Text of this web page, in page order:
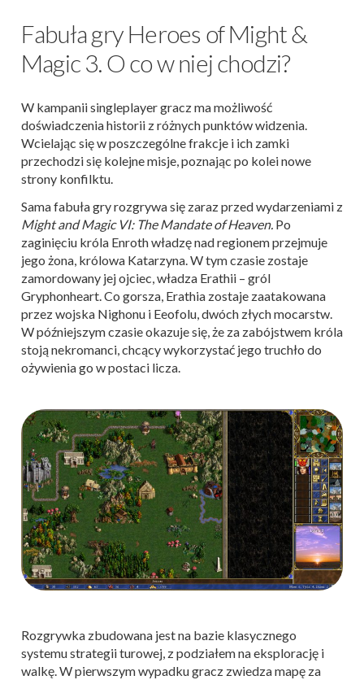
Fabuła gry Heroes of Might &
Magic 3. O co w niej chodzi?
W kampanii singleplayer gracz ma możliwość
doświadczenia historii z różnych punktów widzenia.
Wcielając się w poszczególne frakcje i ich zamki
przechodzi się kolejne misje, poznając po kolei nowe
strony konfilktu.
Sama fabuła gry rozgrywa się zaraz przed wydarzeniami z
Might and Magic VI: The Mandate of Heaven. Po
zaginięciu króla Enroth władzę nad regionem przejmuje
jego żona, królowa Katarzyna. W tym czasie zostaje
zamordowany jej ojciec, władza Erathii – gról
Gryphonheart. Co gorsza, Erathia zostaje zaatakowana
przez wojska Nighonu i Eeofolu, dwóch złych mocarstw.
W późniejszym czasie okazuje się, że za zabójstwem króla
stoją nekromanci, chcący wykorzystać jego truchło do
ożywienia go w postaci licza.
Rozgrywka zbudowana jest na bazie klasycznego
systemu strategii turowej, z podziałem na eksplorację i
walkę. W pierwszym wypadku gracz zwiedza mapę za